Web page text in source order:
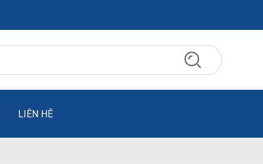
LIÊN HỆ